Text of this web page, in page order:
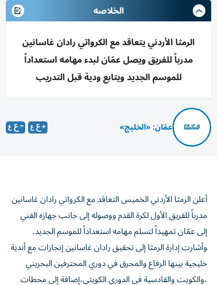
الخلاصه
الرمثا الأردني يتعاقد مع الكرواتي رادان غاسانين
مدرباً للفريق ويصل عمّان لبدء مهامه استعداداً
للموسم الجديد ويتابع ودية قبل التدريب
عمّان: «الخليج»
أعلن الرمثا الأردني الخميس التعاقد مع الكرواتي رادان غاسانين
مدرباً للفريق الأول لكرة القدم ووصوله إلى جانب جهازه الفني
إلى عمّان تمهيداً لتسلم مهامه استعداداً للموسم الجديد.
وأشارت إدارة الرمثا إلى تحقيق رادان غاسانين إنجازات مع أندية
خليجية بينها الرفاع والمحرق في دوري المحترفين البحريني
،والكويت والقادسية في الدوري الكويتي،إضافة إلى محطات